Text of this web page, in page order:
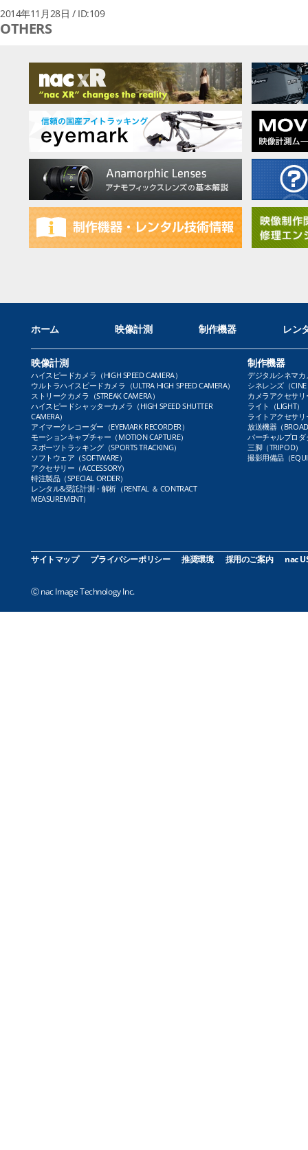
2014年11月28日 / ID:109
OTHERS
ホーム 映像計測 制作機器 レン
映像計測
ハイスピードカメラ（HIGH SPEED CAMERA）
ウルトラハイスピードカメラ（ULTRA HIGH SPEED CAMERA）
ストリークカメラ（STREAK CAMERA）
ハイスピードシャッターカメラ（HIGH SPEED SHUTTER
CAMERA）
アイマークレコーダー（EYEMARK RECORDER）
モーションキャプチャー（MOTION CAPTURE）
スポーツトラッキング（SPORTS TRACKING）
ソフトウェア（SOFTWARE）
アクセサリー（ACCESSORY）
特注製品（SPECIAL ORDER）
レンタル&受託計測・解析（RENTAL ＆ CONTRACT
MEASUREMENT）
制作機器
デジタルシネマカ
シネレンズ（CINE
カメラアクセサリ
ライト（LIGHT）
ライトアクセサリ
放送機器（
バーチャルプロダ
三脚（TRIPOD）
撮影用備品（
サイトマップ プライバシーポリシー 推奨環境 採用のご案内 nac
Ⓒ nac Image Technology Inc.